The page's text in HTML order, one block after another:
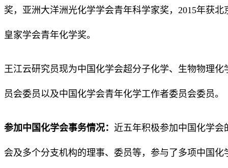
奖，亚洲大洋洲光化学学会青年科学家奖，2015年获
皇家学会青年化学奖。
王江云研究员现为中国化学会超分子化学、生物物理
员会委员以及中国化学会青年化学工作者委员会委员。
参加中国化学会事务情况： 近五年积极参加中国化学
会及多个分支机构的理事、委员等，参与了多项中国